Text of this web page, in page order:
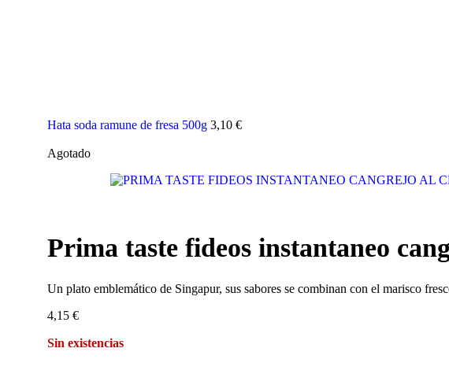
Hata soda ramune de fresa 500g 3,10 €
Agotado
Prima taste fideos instantaneo
Un plato emblemático de Singapur, sus sabores se combinan con el marisco
4,15 €
Sin existencias